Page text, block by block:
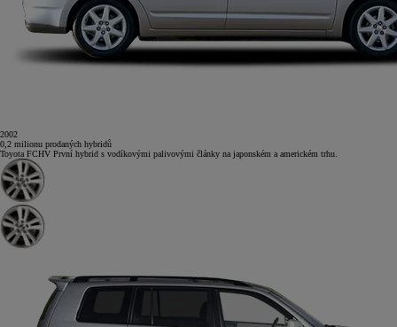
2002
0,2 milionu prodaných hybridů
Toyota FCHV První hybrid s vodíkovými palivovými články na japonském a americkém trhu.